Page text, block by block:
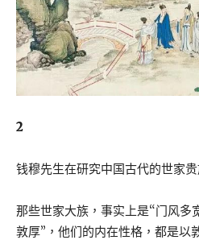
2
钱穆先生在研究中国古代的世家
那些世家大族，事实上是“门风多
敦厚”，他们的内在性格，都是以